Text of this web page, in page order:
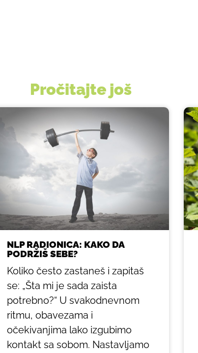
Pročitajte još
NLP RADIONICA: KAKO DA
PODRŽIŠ SEBE?
Koliko često zastaneš i zapitaš
se: „Šta mi je sada zaista
potrebno?“ U svakodnevnom
ritmu, obavezama i
očekivanjima lako izgubimo
kontakt sa sobom. Nastavljamo